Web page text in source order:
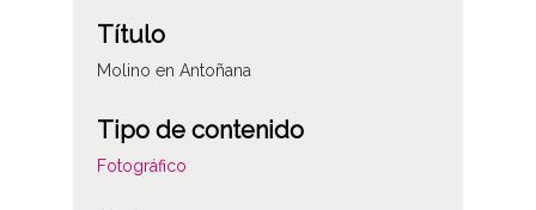
Título
Molino en Antoñana
Tipo de contenido
Fotográfico